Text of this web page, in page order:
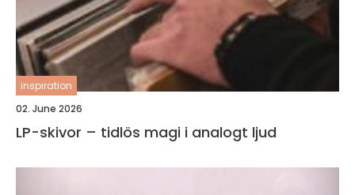
inspiration
02. June 2026
LP-skivor – tidlös magi i analogt ljud